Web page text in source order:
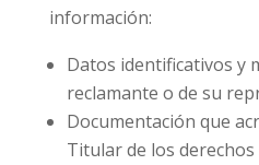
información:
Datos identificativos y
reclamante o de su
Documentación que
Titular de los